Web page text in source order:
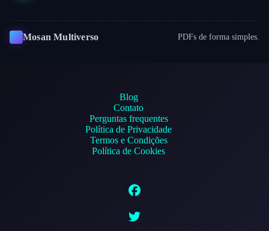
Mosan Multiverso PDFs de forma simples.
Blog
Contato
Perguntas frequentes
Política de Privacidade
Termos e Condições
Política de Cookies